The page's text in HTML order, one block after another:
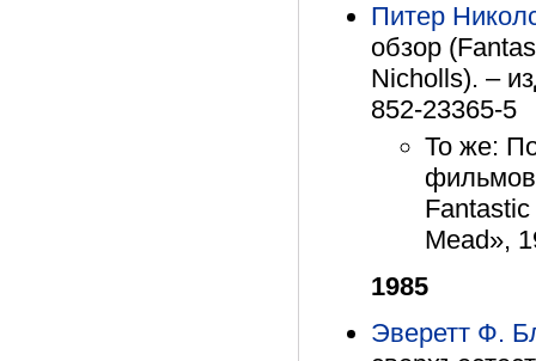
Питер
обзор
Nicholls). –
852-23365-5
То же:
Mead»,
1985
Эверетт Ф.